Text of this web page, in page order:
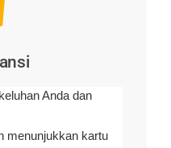
Anda dan
menunjukkan kartu